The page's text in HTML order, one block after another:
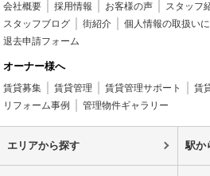
会社概要 採用情報 お客様の声 スタッフ
スタッフブログ
街紹介 個人情報の取扱い
退去申請フォーム
オーナー様へ
賃貸募集 賃貸管理 賃貸管理サポート 賃
リフォーム事例
管理物件ギャラリー
エリアから探す 駅か